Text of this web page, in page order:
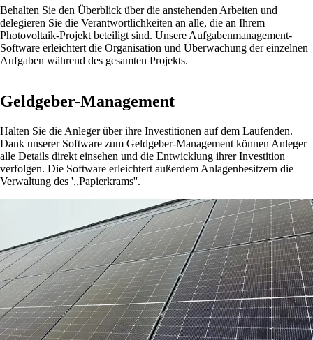
Behalten Sie den Überblick über die anstehenden Arbeiten und
delegieren Sie die Verantwortlichkeiten an alle, die an Ihrem
Photovoltaik-Projekt beteiligt sind. Unsere Aufgabenmanagement-
Software erleichtert die Organisation und Überwachung der einzelnen
Aufgaben während des gesamten Projekts.
Geldgeber-Management
Halten Sie die Anleger über ihre Investitionen auf dem Laufenden.
Dank unserer Software zum Geldgeber-Management können Anleger
alle Details direkt einsehen und die Entwicklung ihrer Investition
verfolgen. Die Software erleichtert außerdem Anlagenbesitzern die
Verwaltung des ',,Papierkrams''.